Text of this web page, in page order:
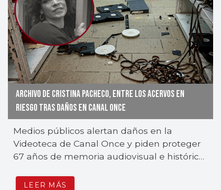
ARCHIVO DE CRISTINA PACHECO, ENTRE LOS ACERVOS EN
RIESGO TRAS DAÑOS EN CANAL ONCE
Medios públicos alertan daños en la
Videoteca de Canal Once y piden proteger
67 años de memoria audiovisual e histórica
LEER MÁS